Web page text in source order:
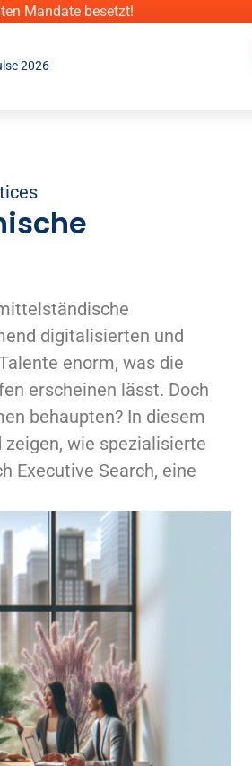
Mandate besetzt!
2026
digitalisierten und
enorm, was die
erscheinen lässt. Doch
behaupten? In diesem
wie spezialisierte
Executive Search, eine